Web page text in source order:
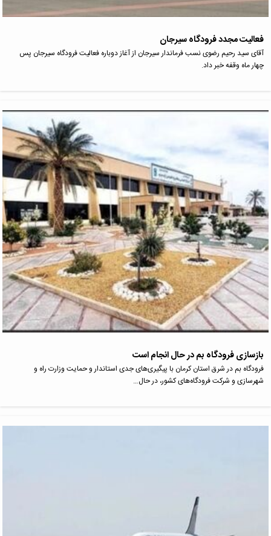
فعالیت مجدد فرودگاه سیرجان
آقای سید رحیم رضوی نسب فرماندار سیرجان از آغاز دوباره فعالیت فرودگاه سیرجان پس
چهار ماه وقفه خبر داد.
بازسازی فرودگاه بم در حال انجام است
فرودگاه بم در شرق استان کرمان با پیگیری‌های جدی استاندار و حمایت وزارت راه و
شهرسازی و شرکت فرودگاه‌های کشور، در حال…